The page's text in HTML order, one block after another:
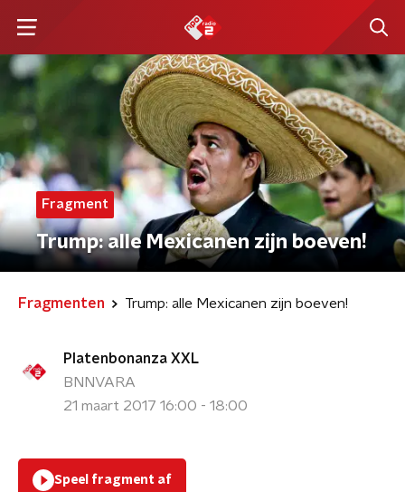
Fragment
Trump: alle Mexicanen zijn boeven!
Fragmenten Trump: alle Mexicanen zijn boeven!
Platenbonanza XXL
BNNVARA
21 maart 2017 16:00 - 18:00
Speel fragment af